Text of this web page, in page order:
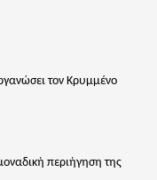
τον Κρυμμένο
περιήγηση της